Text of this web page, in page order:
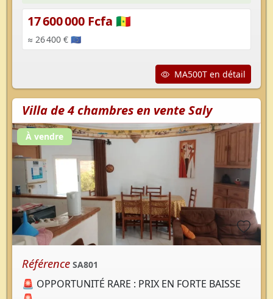
17 600 000 Fcfa 🇸🇳
≈ 26 400 € 🇪🇺
MA500T en détail
Villa de 4 chambres en vente Saly
À vendre
Référence SA801
🚨 OPPORTUNITÉ RARE : PRIX EN FORTE BAISSE